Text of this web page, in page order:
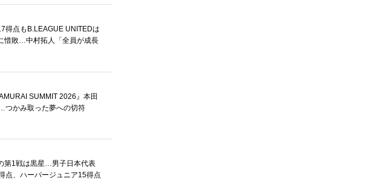
得点もB.LEAGUE UNITEDは
惜敗…中村拓人「全員が成長
SUMMIT 2026』本田
つかみ取った夢への切符
第1戦は黒星…男子日本代表
点、ハーパージュニア15得点